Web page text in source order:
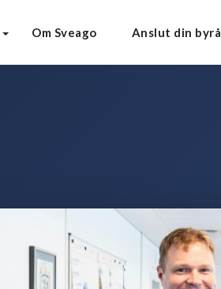
Om Sveago Anslut din byrå